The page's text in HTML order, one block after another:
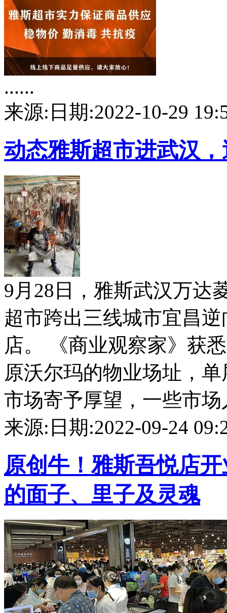
......
来源: 日期:2022-10-29
动态雅斯超市进武汉
9月28日，雅斯武汉万达
超市跨出三线城市宜昌
店。 《商业观察家》获
原沃尔玛的物业场址，
市场寄予厚望，一些市
来源: 日期:2022-09-24
原创牛！雅斯吾悦店
的面子、里子及灵魂